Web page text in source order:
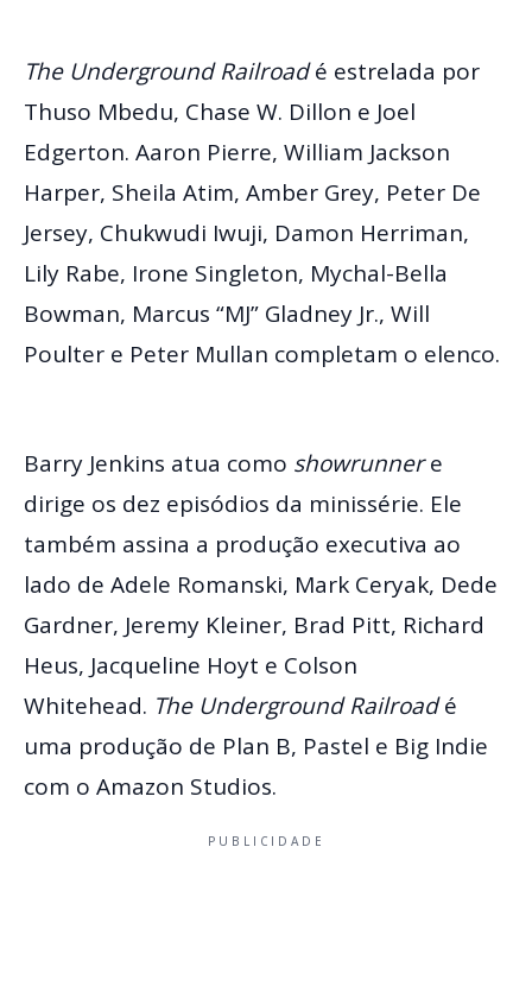
The Underground Railroadé estrelada por
Thuso Mbedu, Chase W. Dillon e Joel
Edgerton. Aaron Pierre, William Jackson
Harper, Sheila Atim, Amber Grey, Peter De
Jersey, Chukwudi Iwuji, Damon Herriman,
Lily Rabe, Irone Singleton, Mychal-Bella
Bowman, Marcus “MJ” Gladney Jr., Will
Poulter e Peter Mullan completam o elenco.
Barry Jenkins atua como showrunnere
dirige os dez episódios da minissérie. Ele
também assina a produção executiva ao
lado de Adele Romanski, Mark Ceryak, Dede
Gardner, Jeremy Kleiner, Brad Pitt, Richard
Heus, Jacqueline Hoyt e Colson
Whitehead. The Underground Railroadé
uma produção de Plan B, Pastel e Big Indie
com o Amazon Studios.
PUBLICIDADE